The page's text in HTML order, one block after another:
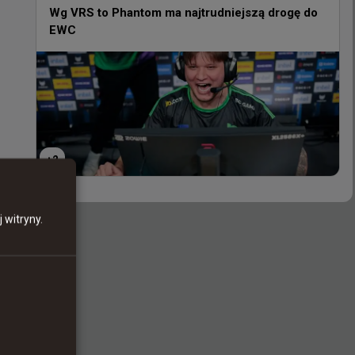
EWC
Wg VRS to Phantom ma najtrudniejszą drogę do
EWC
+2
witryny.